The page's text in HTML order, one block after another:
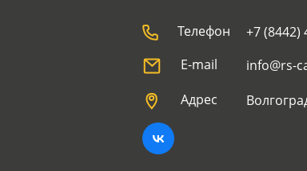
Телефон +7 (8442)
E-mail
info@rs-
Адрес